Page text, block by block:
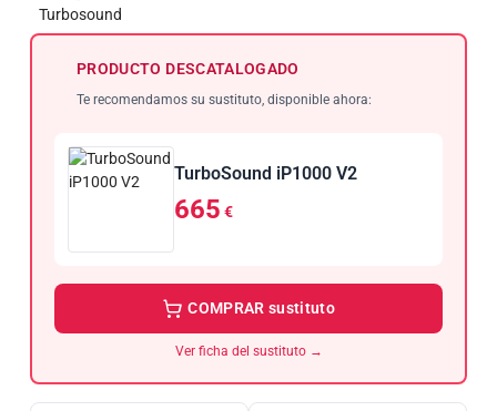
PRODUCTO DESCATALOGADO
Te recomendamos su sustituto, disponible ahora:
TurboSound iP1000 V2
665 €
COMPRAR sustituto
Ver ficha del sustituto →